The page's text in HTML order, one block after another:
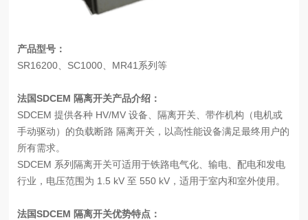
产品型号：
SR16200 、SC1000、MR41系列等
法国SDCEM 隔离开关产品介绍：
SDCEM 提供各种 HV/MV 设备、隔离开关、带作机构（电机或
手动驱动）的负载断路 隔离开关，以高性能设备满足最终用户的
所有需求。
SDCEM 系列隔离开关可适用于铁路电气化、输电、配电和发电
行业，电压范围为 1.5 kV 至 550 kV，适用于室内和室外使用。
法国SDCEM 隔离开关优势特点：